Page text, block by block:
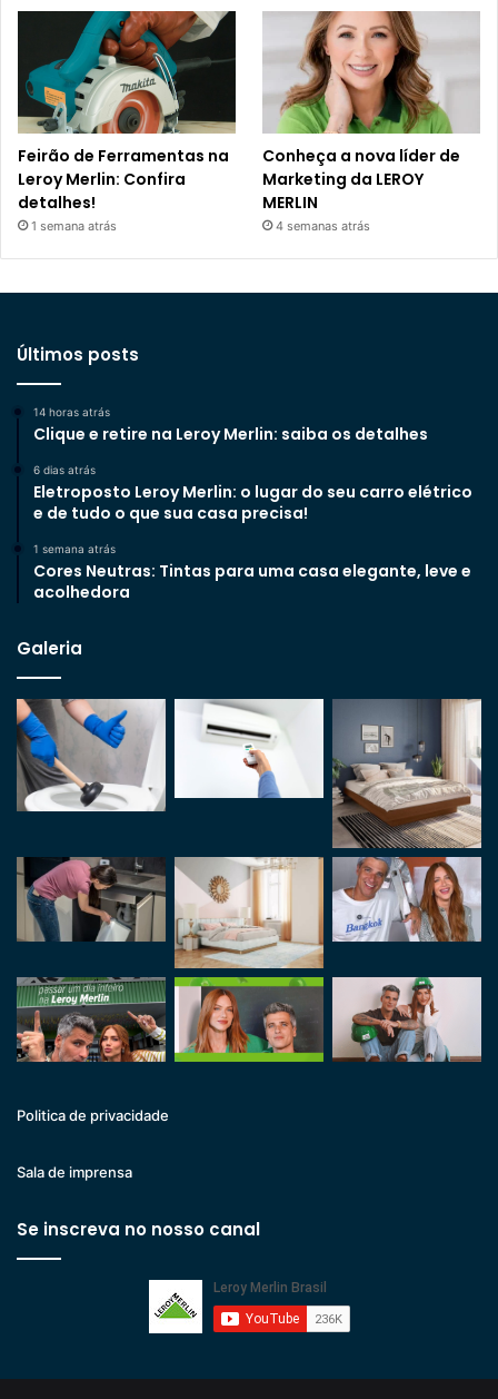
Feirão de Ferramentas na
Leroy Merlin: Confira
detalhes!
1 semana atrás
Conheça a nova líder de
Marketing da LEROY
MERLIN
4 semanas atrás
Últimos posts
14 horas atrás
Clique e retire na Leroy Merlin: saiba os detalhes
6 dias atrás
Eletroposto Leroy Merlin: o lugar do seu carro elétrico
e de tudo o que sua casa precisa!
1 semana atrás
Cores Neutras: Tintas para uma casa elegante, leve e
acolhedora
Galeria
Politica de privacidade
Sala de imprensa
Se inscreva no nosso canal